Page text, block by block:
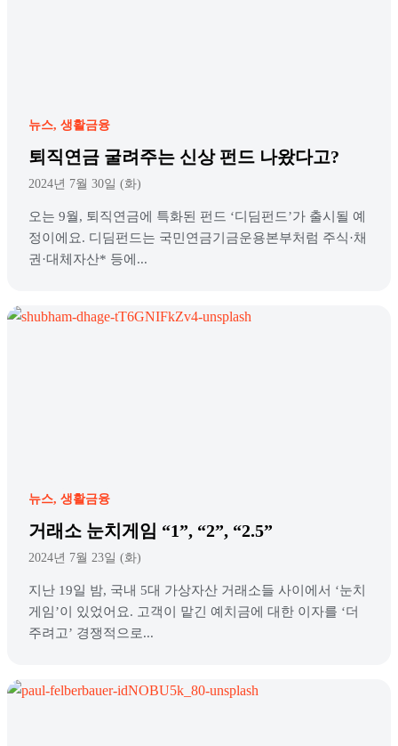
뉴스 생활금융
퇴직연금 굴려주는 신상 펀드 나왔다고?
2024년 7월 30일 (화)
오는 9월, 퇴직연금에 특화된 펀드 ‘디딤펀드’가 출시될 예
정이에요. 디딤펀드는 국민연금기금운용본부처럼 주식·채
권·대체자산* 등에...
뉴스 생활금융
거래소 눈치게임 “1”, “2”, “2.5”
2024년 7월 23일 (화)
지난 19일 밤, 국내 5대 가상자산 거래소들 사이에서 ‘눈치
게임’이 있었어요. 고객이 맡긴 예치금에 대한 이자를 ‘더
주려고’ 경쟁적으로...